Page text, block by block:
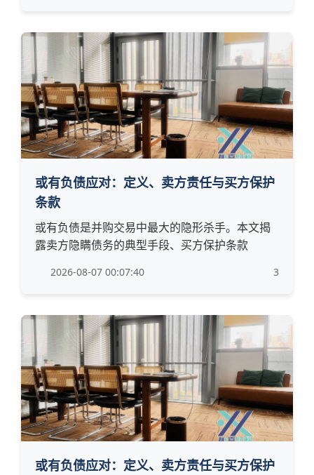
或有负债应对：定义、卖方责任与买方保护
条款
或有负债是并购交易中最大的隐形杀手。本文揭
露卖方隐瞒债务的典型手段、买方保护条款
2026-08-07 00:07:40 3
或有负债应对：定义、卖方责任与买方保护